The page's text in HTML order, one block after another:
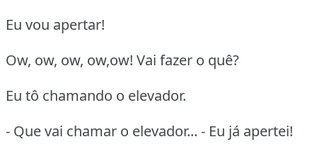
Eu vou apertar!
Ow, ow, ow, ow,ow! Vai fazer o quê?
Eu tô chamando o elevador.
- Que vai chamar o elevador... - Eu já apertei!